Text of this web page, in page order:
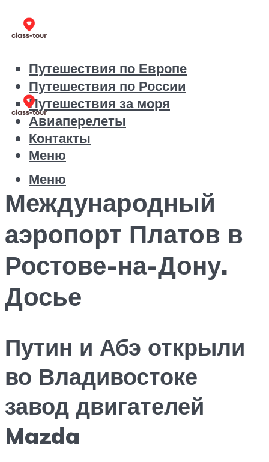
Путешествия по Европе
Путешествия по России
Путешествия за моря
Авиаперелеты
Контакты
Меню
Меню
Международный
аэропорт Платов в
Ростове-на-Дону.
Досье
Путин и Абэ открыли
во Владивостоке
завод двигателей
Mazda